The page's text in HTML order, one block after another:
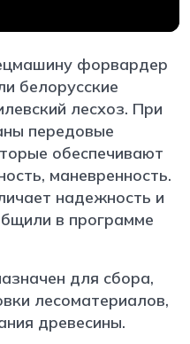
форвардер
белорусские
лесхоз. При
передовые
обеспечивают
маневренность.
надежность и
в программе
для сбора,
лесоматериалов,
древесины.